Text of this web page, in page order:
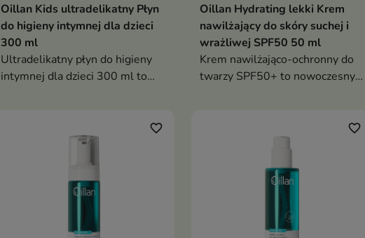
Oillan Kids ultradelikatny Płyn
do higieny intymnej dla dzieci
300 ml
Ultradelikatny płyn do higieny
intymnej dla dzieci 300 ml to
dziecka. Formuła została
opracowana z myślą o
pielęgnacji skóry wymagającej
szczególnej delikatności i
Oillan Hydrating lekki Krem
nawilżający do skóry suchej i
wrażliwej SPF50 50 ml
Krem nawilżająco-ochronny do
twarzy SPF50+ to nowoczesny
favorite_border favorite_border